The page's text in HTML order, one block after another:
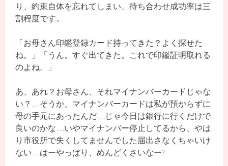
り、約束自体を忘れてしまい、待ち合わせ成功率は三
割程度です。
「お母さん印鑑登録カード持ってきた？よく探せた
ね。」「うん。すぐ出てきた。これで印鑑証明取れる
のよね。」
あ、あれ？お母さん、それマイナンバーカードじゃな
い？…そうか、マイナンバーカードは私が預からずに
母の手元にあったんだ…じゃ今日は銀行に行くだけで
良いのかな…いやマイナンバー停止してるから、やは
り市役所で失くしてませんでした届出さなくちゃいけ
ない…はーやっぱり、めんどくさいなー?